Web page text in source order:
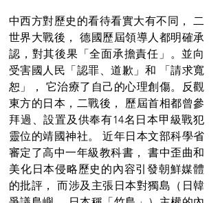
中西方對歷史的看待看實大有不同， 二
世界大戰後， 德國歷屆領導人都明確承
認，對其後果「全面承擔責任」。並向
受害國人民「認罪、道歉」和 「請求寬
恕」， 它治療了自己的心理創傷。反觀
東方的日本，二戰後， 歷屆首相都曾參
拜過、設置及供奉有14名日本甲級戰犯
靈位的靖國神社。 近年日本文部科學省
審定了高中一年級教科書， 書中歪曲和
美化日本侵略歷史的內容引發朝鮮媒體
的批評， 而涉及主張日本對獨島（日韓